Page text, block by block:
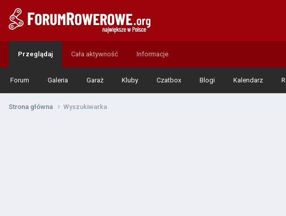
Przeglądaj
Forum Galeria Garaż Kluby Czatbox Blogi Kalendarz
Cała aktywność Informacje
Strona główna Wyszukiwarka